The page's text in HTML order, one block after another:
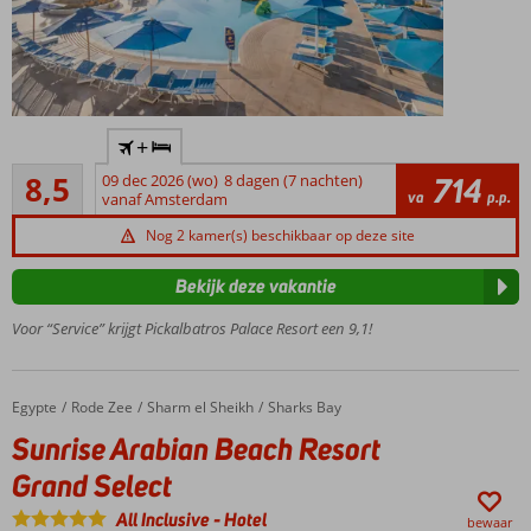
privéstrand
met
drijvende
de
Rode
9
zwembaden
restaurants
en 8 bars
Aquapark
8,5
Aanrader
45
beoordelingen
+
09 dec 2026 (wo) 8 dagen (7 nachten)
vanaf Amsterdam
va 714 p.p.
Nog 2 kamer(s) beschikbaar op deze site
Voor “Service” krijgt Pickalbatros Palace Resort een 9,1!
Bekijk deze vakantie
Home
Egypte Rode Zee Sharm el Sheikh Sharks Bay
Sunrise Arabian Beach Resort Grand Select
Sunrise Arabian Beach Resort
Grand Select
All Inclusive-Hotel bewaar